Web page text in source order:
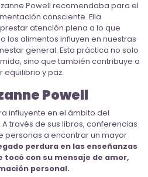
Powell recomendaba para el
consciente. Ella
atención plena a lo que
los alimentos influyen en nuestras
general. Esta práctica no solo
sino que también contribuye a
equilibrio y paz.
Powell
influyente en el ámbito del
través de sus libros, conferencias
personas a encontrar un mayor
perdura en las enseñanzas
tocó con su mensaje de amor,
personal.